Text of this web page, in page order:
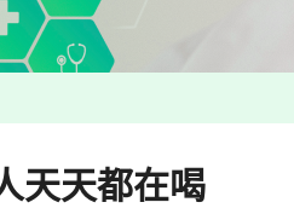
天天都在喝